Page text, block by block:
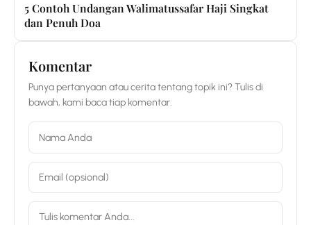
5 Contoh Undangan Walimatussafar Haji Singkat
dan Penuh Doa
Komentar
Punya pertanyaan atau cerita tentang topik ini? Tulis di
bawah, kami baca tiap komentar.